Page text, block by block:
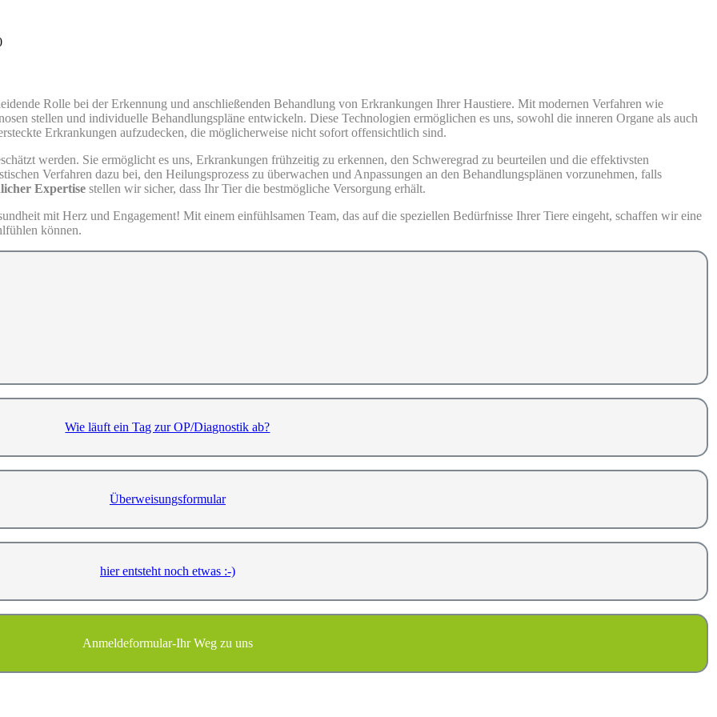
Rolle bei der Erkennung und anschließenden Behandlung von Erkrankungen Ihrer Haustiere. Mit modernen Verfahren wie
stellen und individuelle Behandlungspläne entwickeln. Diese Technologien ermöglichen es uns, sowohl die inneren Organe als auch
Erkrankungen aufzudecken, die möglicherweise nicht sofort offensichtlich sind.
werden. Sie ermöglicht es uns, Erkrankungen frühzeitig zu erkennen, den Schweregrad zu beurteilen und die effektivsten
Verfahren dazu bei, den Heilungsprozess zu überwachen und Anpassungen an den Behandlungsplänen vorzunehmen, falls
Expertise stellen wir sicher, dass Ihr Tier die bestmögliche Versorgung erhält.
mit Herz und Engagement! Mit einem einfühlsamen Team, das auf die speziellen Bedürfnisse Ihrer Tiere eingeht, schaffen wir eine
können.
Wie läuft ein Tag zur OP/Diagnostik ab?
Überweisungsformular
hier entsteht noch etwas :-)
Anmeldeformular-Ihr Weg zu uns